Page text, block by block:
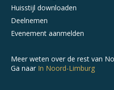
Huisstijl downloaden
Deelnemen
Evenement aanmelden
Meer weten over de rest van
Ga naar In Noord-Limburg